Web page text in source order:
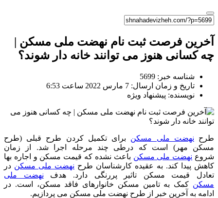
آخرین فرصت ثبت نام نهضت ملی مسکن |
چه کسانی هنوز می توانند خانه دار شوند؟
شناسه خبر: 5699
تاریخ و زمان ارسال: 7 مارس 2022 ساعت 6:53
نویسنده: پیشنهاد ویژه
طرح نهضت ملی مسکن برای تکمیل کردن طرح قبلی (طرح
مسکن مهر) است که درطی چند مرحله اجرا شد. از زمان
شروع نهضت ملی مسکن باعث نشده که قیمت مسکن و اجاره بها
کاهش پیدا کند. به عقیده کارشناسان طرح نهضت ملی مسکن در
تعادل قیمت مسکن تاثیر پررنگی دارد. هدف نهضت ملی
مسکن کمک به تامین مسکن خانوارهای فاقد مسکن، است. در
ادامه به آخرین خبر از طرح نهضت ملی مسکن می پردازیم.